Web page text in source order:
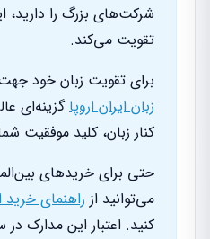
شرکت‌های بزرگ را دارید،
تقویت می‌کند.
برای تقویت زبان خود
زبان ایران اروپاگزینه‌ای
کنار زبان، کلید موفقیت
حتی برای خریدهای
می‌توانید از راهنمای